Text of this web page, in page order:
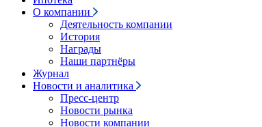
О компании
Деятельность компании
История
Награды
Наши партнёры
Журнал
Новости и аналитика
Пресс-центр
Новости рынка
Новости компании